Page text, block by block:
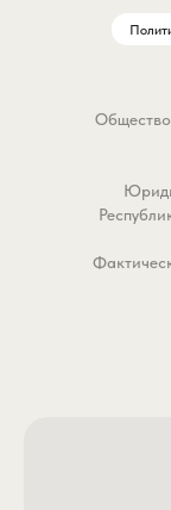
вашем
минимум
Рыба будет
кормовом пятне,
частицы, но не
перекормиться.
активной летней
- Идеальная
Общество